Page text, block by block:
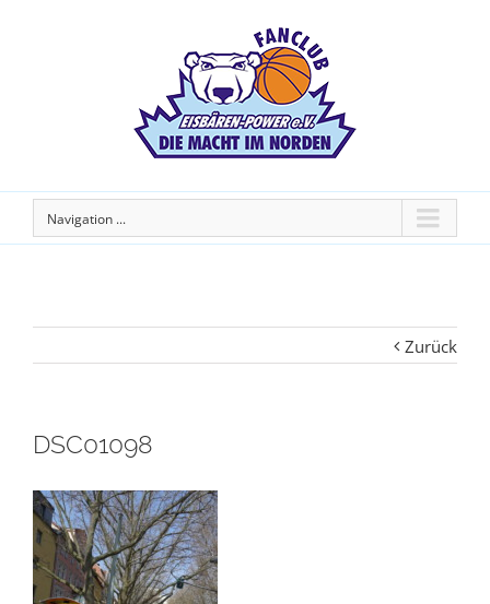
Navigation ...
Zurück
DSC01098